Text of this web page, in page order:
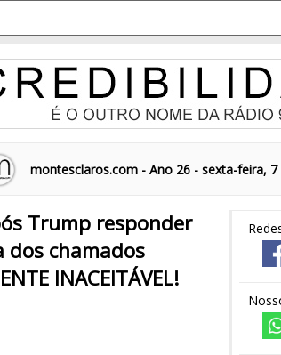
montesclaros.com - Ano 26 - sexta-feira,
Trump responder
dos chamados
INACEITÁVEL!